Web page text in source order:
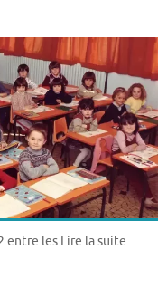
entre les Lire la suite